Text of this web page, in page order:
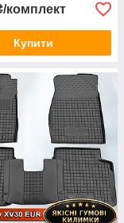
hybrid
комплект
Купити